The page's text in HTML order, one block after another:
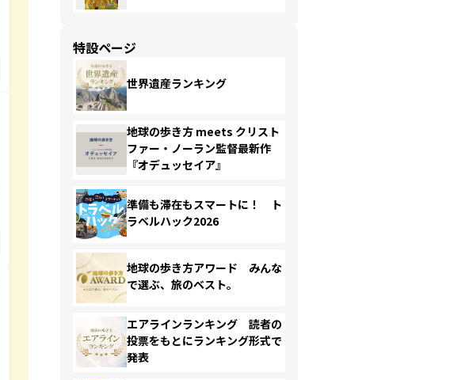
特設ページ
世界遺産ランキング
地球の歩き方 meets クリスト
ファー・ノーラン監督最新作
『オデュッセイア』
準備も滞在もスマートに！ ト
ラベルハック2026
地球の歩き方アワード みんな
で選ぶ、旅のベスト。
エアラインランキング 読者の
投票をもとにランキング形式で
発表